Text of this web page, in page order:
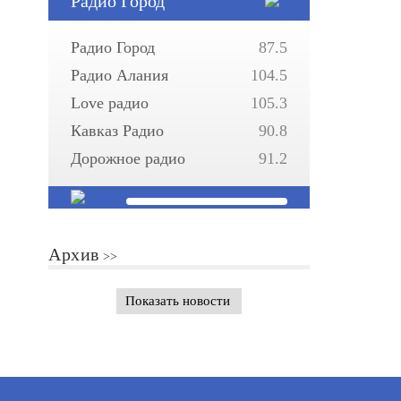
Радио Город
87.5
Радио Алания
104.5
Love радио
105.3
Кавказ Радио
90.8
Дорожное радио
91.2
Архив
Показать новости